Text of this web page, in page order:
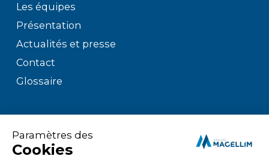
Les équipes
Présentation
Actualités et presse
Contact
Glossaire